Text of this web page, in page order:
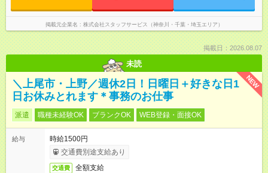
掲載元企業名 株式会社スタッフサービス（神奈川・千葉・埼玉エリア）
掲載日：2026.08.07
未読
NEW
＼上尾市・上野／週休2日！日曜日＋好きな日1
日お休みとれます＊事務のお仕事
派遣 職種未経験OK ブランクOK WEB登録・面接OK
給与
時給1500円
交通費別途支給あり
交通費 全額支給